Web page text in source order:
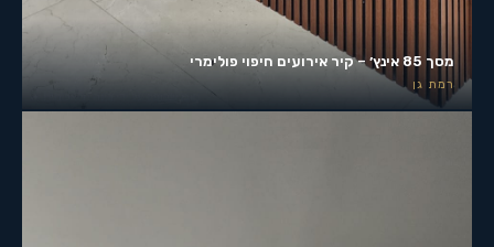
מסך 85 אינץ׳ – קיר אירועים חיפוי פולימרי
רמת גן